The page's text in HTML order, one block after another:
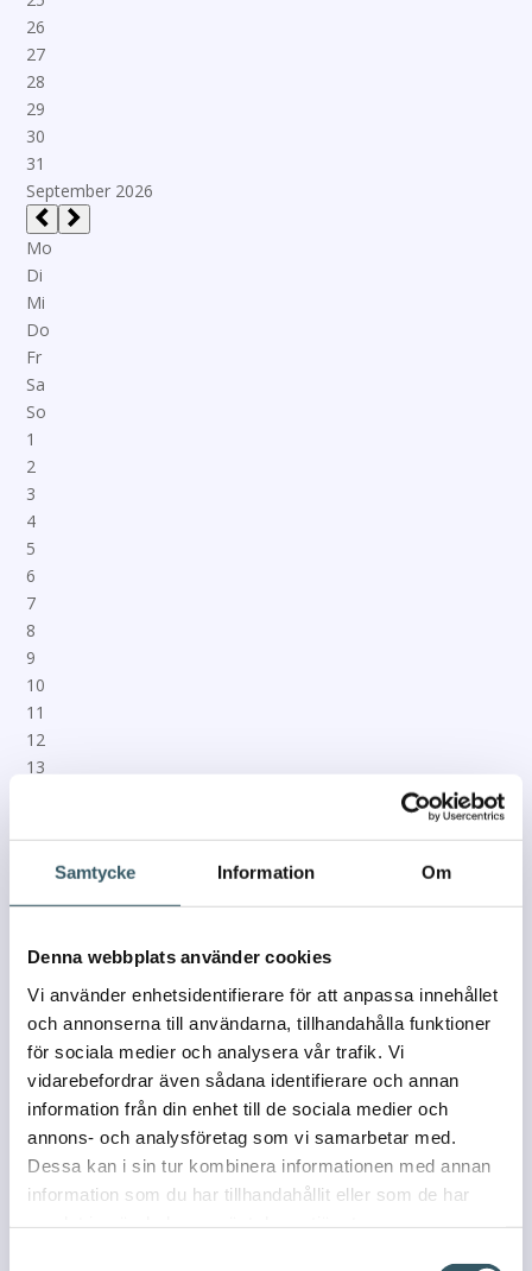
Samtycke Information Om
Denna webbplats använder cookies
Vi använder enhetsidentifierare för att anpassa innehållet
och annonserna till användarna, tillhandahålla funktioner
för sociala medier och analysera vår trafik. Vi
vidarebefordrar även sådana identifierare och annan
information från din enhet till de sociala medier och
annons- och analysföretag som vi samarbetar med.
Dessa kan i sin tur kombinera informationen med annan
information som du har tillhandahållit eller som de har